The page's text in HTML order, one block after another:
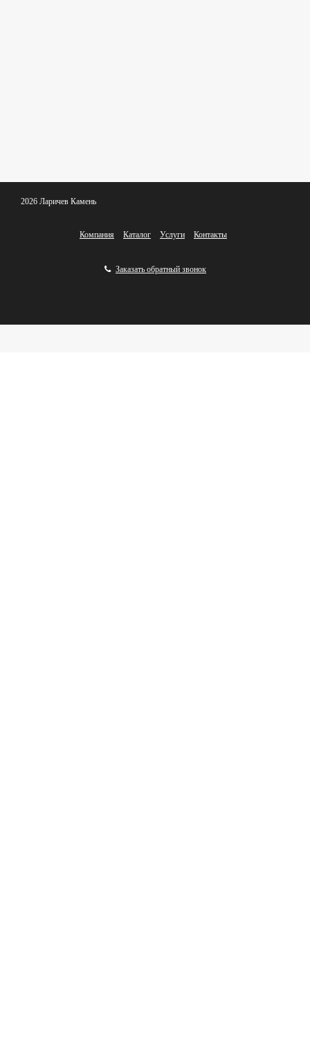
2026 Ларичев Камень
Компания Каталог Услуги Контакты
Заказать обратный звонок